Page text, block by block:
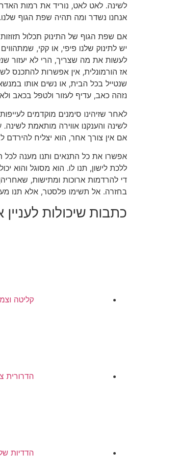
לשינה. לאט לאט, נוריד את רמות
אנחנו נשדר ומה תהיה שפת הגוף שלנו.
אם שפת הגוף של התינוק תכלול
יש לתינוק שלנו פיפי, או קקי,
לעשות את מה שצריך, הרי לא יעזור
אז הורמונלית, אין אפשרות להתכנס
שנטייל בכל הבית, או נשים אותו
נזהה כאב, עדיף לעזור ולטפל בכאב
לאחר שזיהינו סימנים מוקדמים
לשינה והענקנו אווירה מותאמת
אם אין צורך אחר, הוא יצליח להירדם
אפשרו את כל התנאים ותנו מענה לכל
ללכת לישון, תנו לו. הוא מסוגל והוא
די להרדמות ארוכות ומתישות,
בחזרה. אל תשימו פלסטר, אלא תנו
כתבות שיכולות לעניין
קליטה
הדרורית
הדדיות